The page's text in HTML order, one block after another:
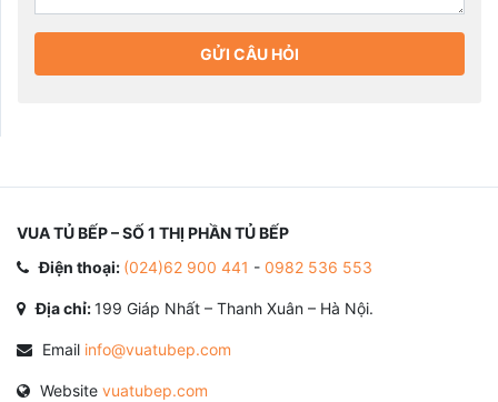
GỬI CÂU HỎI
VUA TỦ BẾP – SỐ 1 THỊ PHẦN TỦ BẾP
Điện thoại: (024)62 900 441 - 0982 536 553
Địa chỉ:199 Giáp Nhất – Thanh Xuân – Hà Nội.
Email info@vuatubep.com
Website vuatubep.com